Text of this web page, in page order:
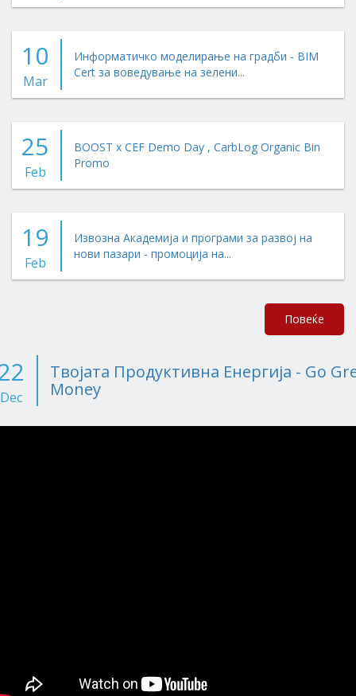
10
Mar
Информатичко моделирање на градби - BIM
Cert за воведување на зелени...
25
Feb
BOOST x CEF Demo Day , CarbLog Organic Bin
Promo
19
Feb
Извозна Академија и програми за развој на
нови пазари - промоција на...
Повеќе
Dec
Твојата Продуктивна Енергија - Go
Money